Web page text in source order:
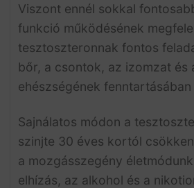
Viszont ennél sokkal
funkció működésének
tesztoszteronnak fontos
bőr, a csontok, az izomzat és
ehészségének fenntartásában
Sajnálatos módon a
szinjte 30 éves kortól
a mozgásszegény
elhízás, az alkohol és a